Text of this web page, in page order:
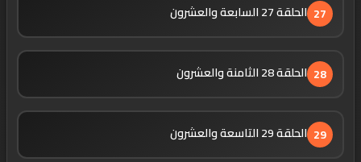
27 الحلقة 27 السابعة والعشرون
28 الحلقة 28 الثامنة والعشرون
29 الحلقة 29 التاسعة والعشرون